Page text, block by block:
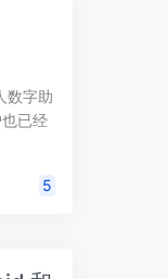
数字助
已经
5